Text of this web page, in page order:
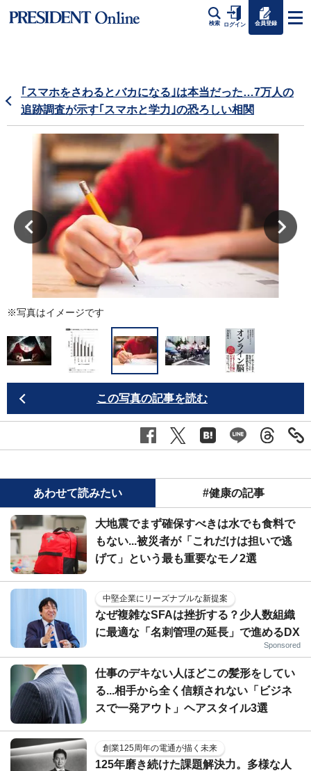
検索 ログイン 会員登録
｢スマホをさわるとバカになる｣は本当だった…7万人の
追跡調査が示す｢スマホと学力｣の恐ろしい相関
※写真はイメージです
この写真の記事を読む
あわせて読みたい #健康の記事
大地震でまず確保すべきは水でも食料で
もない...被災者が「これだけは担いで逃
げて」という最も重要なモノ2選
中堅企業にリーズナブルな新提案
なぜ複雑なSFAは挫折する？少人数組織
に最適な「名刺管理の延長」で進めるDX
Sponsored
仕事のデキない人ほどこの髪形をしてい
る...相手から全く信頼されない「ビジネ
スで一発アウト」ヘアスタイル3選
創業125周年の電通が描く未来
125年磨き続けた課題解決力。多様な人